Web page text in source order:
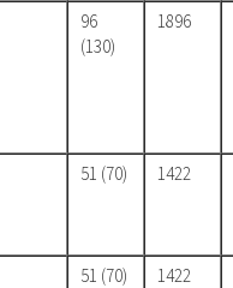
96
(130)
1896
51 (70) 1422
51 (70) 1422